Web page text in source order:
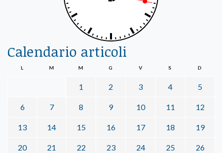
Calendario articoli
L M M G V S D
1 2 3 4 5
6 7 8 9 10 11 12
13 14 15 16 17 18 19
20 21 22 23 24 25 26